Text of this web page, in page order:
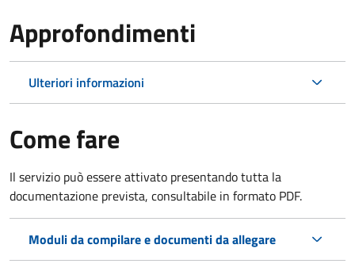
Approfondimenti
Ulteriori informazioni
Come fare
Il servizio può essere attivato presentando tutta la
documentazione prevista, consultabile in formato PDF.
Moduli da compilare e documenti da allegare